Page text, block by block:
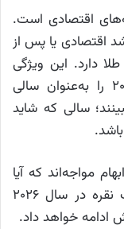
اقتصادی است.
اقتصادی یا پس از
دارد. این ویژگی
باعث شده بسیاری از سرمایه‌گذاران ۲۰۲۶ را به‌عنوان سالی
سالی که شاید
مواجه‌اند که آیا
پس از جهش سنگین سال ۲۰۲۵، قیمت نقره در سال ۲۰۲۶
خواهد داد.